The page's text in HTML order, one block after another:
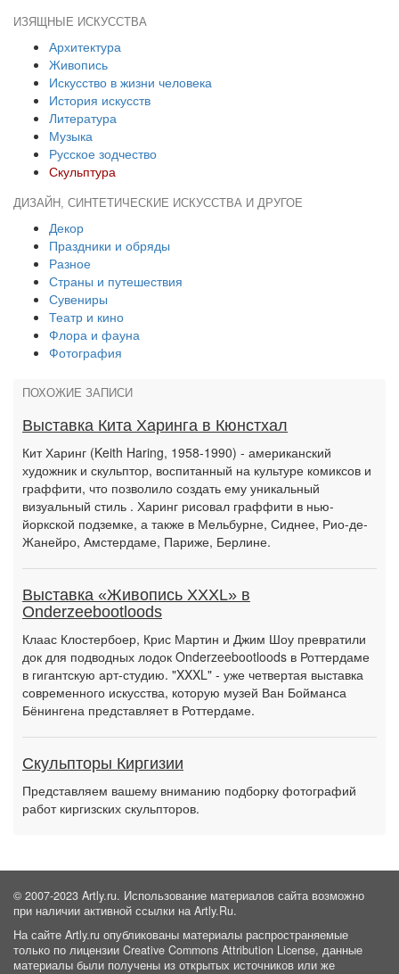
ИЗЯЩНЫЕ ИСКУССТВА
Архитектура
Живопись
Искусство в жизни человека
История искусств
Литература
Музыка
Русское зодчество
Скульптура
ДИЗАЙН, СИНТЕТИЧЕСКИЕ ИСКУССТВА И ДРУГОЕ
Декор
Праздники и обряды
Разное
Страны и путешествия
Сувениры
Театр и кино
Флора и фауна
Фотография
ПОХОЖИЕ ЗАПИСИ
Выставка Кита Харинга в Кюнстхал
Кит Харинг (Keith Haring, 1958-1990) - американский
художник и скульптор, воспитанный на культуре комиксов и
граффити, что позволило создать ему уникальный
визуальный стиль . Харинг рисовал граффити в нью-
йоркской подземке, а также в Мельбурне, Сиднее, Рио-де-
Жанейро, Амстердаме, Париже, Берлине.
Выставка «Живопись XXXL» в
Onderzeebootloods
Клаас Клостербоер, Крис Мартин и Джим Шоу превратили
док для подводных лодок Onderzeebootloods в Роттердаме
в гигантскую арт-студию. "XXXL" - уже четвертая выставка
современного искусства, которую музей Ван Бойманса
Бёнингена представляет в Роттердаме.
Скульпторы Киргизии
Представляем вашему вниманию подборку фотографий
работ киргизских скульпторов.
© 2007-2023 Artly.ru. Использование материалов сайта возможно
при наличии активной ссылки на Artly.Ru.
На сайте Artly.ru опубликованы материалы распространяемые
только по лицензии Creative Commons Attribution License, данные
материалы были получены из открытых источников или же